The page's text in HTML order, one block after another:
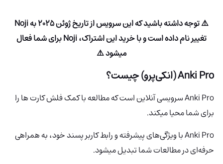
⚠️ توجه داشته باشید که این سرویس از تاریخ ژوئن 2025 به Noji
تغییر نام داده است و با خرید این اشتراک، Noji برای شما فعال
میشود ⚠️
Anki Pro (انکی‌پرو) چیست؟
Anki Pro سرویسی آنلاین است که مطالعه با کمک فلش کارت ها را
برای شما محیا میکند.
Anki Pro با ویژگی‌های پیشرفته و رابط کاربر پسند خود، به همراهی
حرفه‌ای در مطالعات شما تبدیل میشود.